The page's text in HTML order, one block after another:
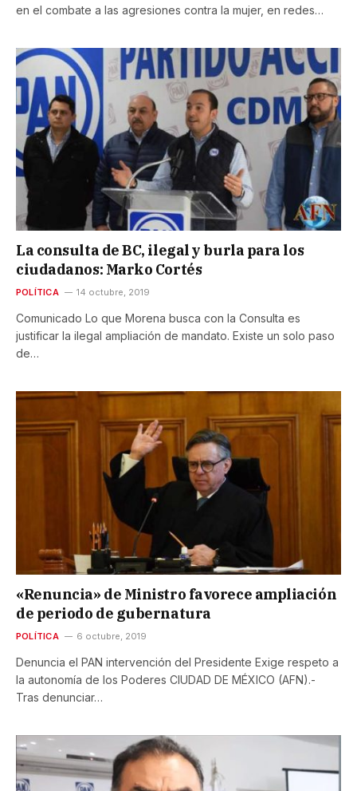
en el combate a las agresiones contra la mujer, en redes…
La consulta de BC, ilegal y burla para los
ciudadanos: Marko Cortés
POLÍTICA 14 octubre, 2019
Comunicado Lo que Morena busca con la Consulta es
justificar la ilegal ampliación de mandato. Existe un solo paso
de…
«Renuncia» de Ministro favorece ampliación
de periodo de gubernatura
POLÍTICA 6 octubre, 2019
Denuncia el PAN intervención del Presidente Exige respeto a
la autonomía de los Poderes CIUDAD DE MÉXICO (AFN).-
Tras denunciar…